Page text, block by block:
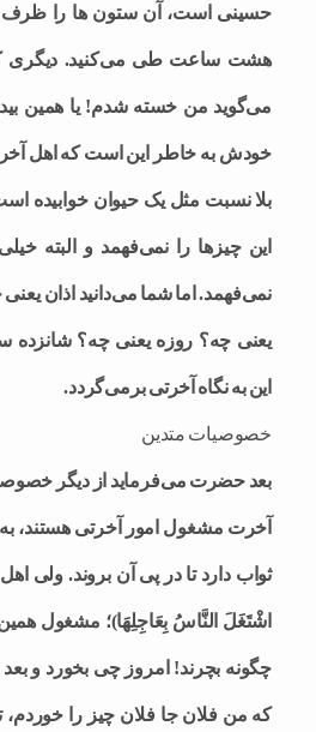
حسینی است، آن ستون ها را ظرف
هشت ساعت طی می‌کنید. دیگری
می‌گوید من خسته شدم! یا همین
خودش به خاطر این است که اهل
بلا نسبت مثل یک حیوان خوابیده
این چیزها را نمی‌فهمد و البته
نمی‌فهمد. اما شما می‌دانید اذان
یعنی چه؟ روزه یعنی چه؟
این به نگاه آخرتی برمی‌گردد.
خصوصیات متدین
بعد حضرت می‌فرماید از دیگر
آخرت مشغول امور آخرتی هستند، به
ثواب دارد تا در پی آن بروند. ولی اهل
اشْتَغَلَ النَّاسُ بِعَاجِلِهَا)؛ مشغول همین
چگونه بچرند! امروز چی بخورد و
که من فلان جا فلان چیز را